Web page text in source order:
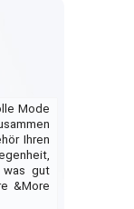
Mode
Ihren
was gut
&More